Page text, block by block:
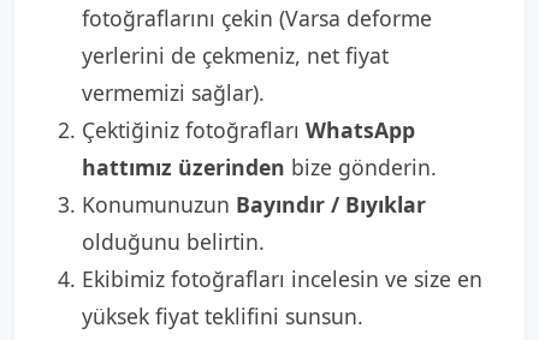
fotoğraflarını çekin (Varsa deforme
yerlerini de çekmeniz, net fiyat
vermemizi sağlar).
Çektiğiniz fotoğrafları WhatsApp
hattımız üzerinden bize gönderin.
Konumunuzun Bayındır / Bıyıklar
olduğunu belirtin.
Ekibimiz fotoğrafları incelesin ve size en
yüksek fiyat teklifini sunsun.